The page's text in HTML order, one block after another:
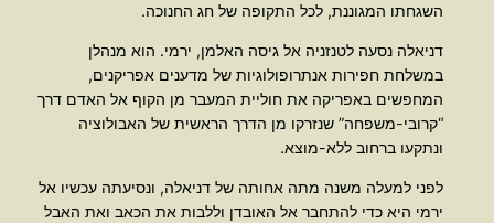
השגחתו המגוננת, לכל התקופה של חג החנוכה.
דניאלה נסעה לטנזניה אל גיסה האלמן, ירמי. הוא מנהלן
במשלחת חפירות אנתרופולוגיות של מדענים אפריקנים,
המחפשים באפריקה את חוליית המעבר מן הקוף אל האדם דרך
“קרובי-משפחה” שנזרקו מן הדרך הראשית של האבולוציה
ונתקעו ברחוב ללא-מוצא.
לפני למעלה משנה מתה אחותה של דניאלה, ונסיעתה עכשיו אל
ירמי היא כדי להתחבר אל האובדן וללבות את הכאב ואת האבל